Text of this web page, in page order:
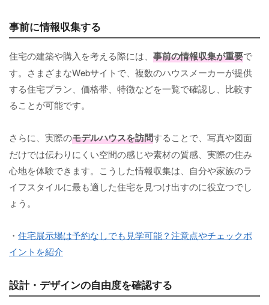
事前に情報収集する
住宅の建築や購入を考える際には、 事前の情報収集が重要で
す。さまざまなWebサイトで、複数のハウスメーカーが提供
する住宅プラン、価格帯、特徴などを一覧で確認し、比較す
ることが可能です。
さらに、実際のモデルハウスを訪問することで、写真や図面
だけでは伝わりにくい空間の感じや素材の質感、実際の住み
心地を体験できます。こうした情報収集は、自分や家族のラ
イフスタイルに最も適した住宅を見つけ出すのに役立つでし
ょう。
・ 住宅展示場は予約なしでも見学可能？注意点やチェックポ
イントを紹介
設計・デザインの自由度を確認する